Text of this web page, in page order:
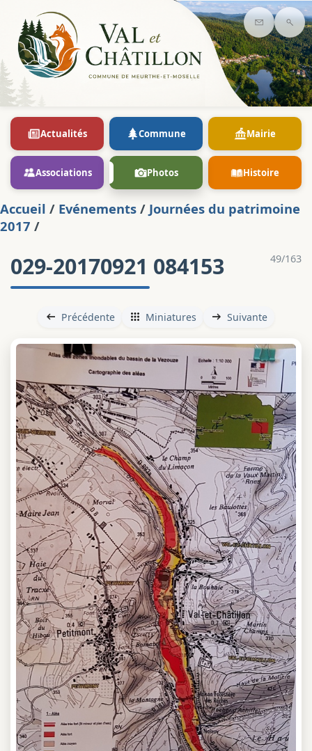
Contact
Actualités Commune Mairie
Associations Photos Histoire
Accueil / Evénements / Journées du patrimoine
2017 /
49/163
029-20170921 084153
Précédente Miniatures Suivante